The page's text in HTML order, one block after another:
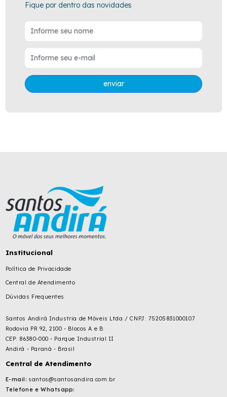
Fique por dentro das novidades
enviar
Institucional
Política de Privacidade
Central de Atendimento
Dúvidas Frequentes
Santos Andirá Industria de Móveis Ltda / CNPJ: 75205831000107
Rodovia PR 92, 2100 - Blocos A e B
CEP: 86380-000 - Parque Industrial II
Andirá - Paraná - Brasil
Central de Atendimento
E-mail: santos@santosandira.com.br
Telefone e Whatsapp: